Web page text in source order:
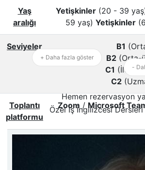
Yaş
aralığı
Yetişkinler (20 - 39
59 yaş) Yetişkinler
Seviyeler B1
B2 (Orta-
C1 (İleri
C2
Toplantı
platformu
Zoom / Microsoft
+ Daha fazla göster
-
Hemen rezervasyon
Özel İş İngilizcesi Dersleri